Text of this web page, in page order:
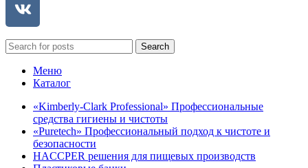
Search
Меню
Каталог
«Kimberly-Clark Professional» Профессиональные
средства гигиены и чистоты
«Puretech» Профессиональный подход к чистоте и
безопасности
HACCPER решения для пищевых производств